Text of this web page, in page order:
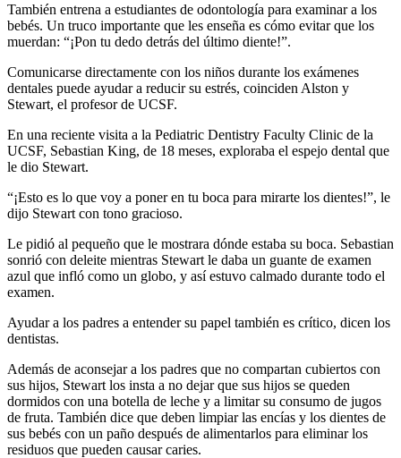
También entrena a estudiantes de odontología para examinar a los
bebés. Un truco importante que les enseña es cómo evitar que los
muerdan: “¡Pon tu dedo detrás del último diente!”.
Comunicarse directamente con los niños durante los exámenes
dentales puede ayudar a reducir su estrés, coinciden Alston y
Stewart, el profesor de UCSF.
En una reciente visita a la Pediatric Dentistry Faculty Clinic de la
UCSF, Sebastian King, de 18 meses, exploraba el espejo dental que
le dio Stewart.
“¡Esto es lo que voy a poner en tu boca para mirarte los dientes!”, le
dijo Stewart con tono gracioso.
Le pidió al pequeño que le mostrara dónde estaba su boca. Sebastian
sonrió con deleite mientras Stewart le daba un guante de examen
azul que infló como un globo, y así estuvo calmado durante todo el
examen.
Ayudar a los padres a entender su papel también es crítico, dicen los
dentistas.
Además de aconsejar a los padres que no compartan cubiertos con
sus hijos, Stewart los insta a no dejar que sus hijos se queden
dormidos con una botella de leche y a limitar su consumo de jugos
de fruta. También dice que deben limpiar las encías y los dientes de
sus bebés con un paño después de alimentarlos para eliminar los
residuos que pueden causar caries.